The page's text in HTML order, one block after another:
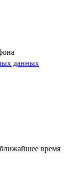
данных
время